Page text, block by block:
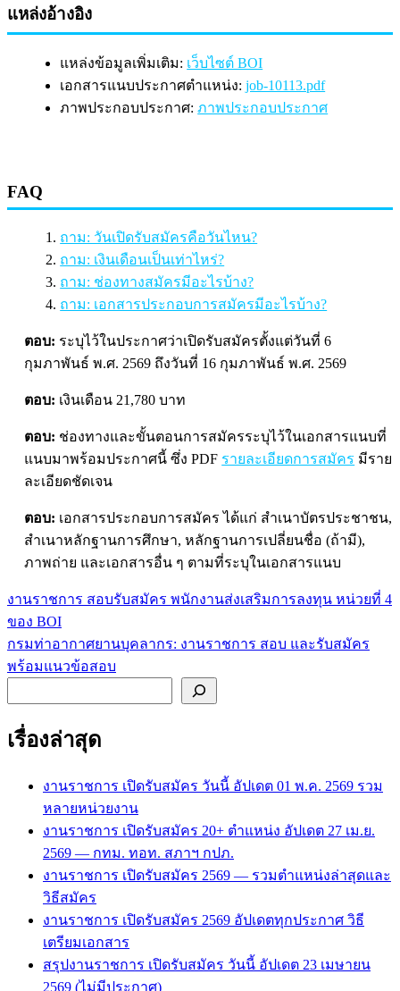
แหล่งอ้างอิง
แหล่งข้อมูลเพิ่มเติม: เว็บไซต์ BOI
เอกสารแนบประกาศตำแหน่ง:job-10113.pdf
ภาพประกอบประกาศ:ภาพประกอบประกาศ
FAQ
ถาม: วันเปิดรับสมัครคือวันไหน?
ถาม: เงินเดือนเป็นเท่าไหร่?
ถาม: ช่องทางสมัครมีอะไรบ้าง?
ถาม: เอกสารประกอบการสมัครมีอะไรบ้าง?
ตอบ: ระบุไว้ในประกาศว่าเปิดรับสมัครตั้งแต่วันที่ 6
กุมภาพันธ์ พ.ศ. 2569 ถึงวันที่ 16 กุมภาพันธ์ พ.ศ. 2569
ตอบ: เงินเดือน 21,780 บาท
ตอบ: ช่องทางและขั้นตอนการสมัครระบุไว้ในเอกสารแนบที่
แนบมาพร้อมประกาศนี้ ซึ่ง PDF รายละเอียดการสมัคร มีราย
ละเอียดชัดเจน
ตอบ: เอกสารประกอบการสมัคร ได้แก่ สำเนาบัตรประชาชน,
สำเนาหลักฐานการศึกษา, หลักฐานการเปลี่ยนชื่อ (ถ้ามี),
ภาพถ่าย และเอกสารอื่น ๆ ตามที่ระบุในเอกสารแนบ
แนะแนว
เรื่อง
งานราชการ สอบรับสมัคร พนักงานส่งเสริมการลงทุน หน่วยที่ 4
ของ BOI
กรมท่าอากาศยานบุคลากร: งานราชการ สอบ และรับสมัคร
พร้อมแนวข้อสอบ
เรื่องล่าสุด
งานราชการ เปิดรับสมัคร วันนี้ อัปเดต 01 พ.ค. 2569 รวม
หลายหน่วยงาน
งานราชการ เปิดรับสมัคร 20+ ตำแหน่ง อัปเดต 27 เม.ย.
2569 — กทม. ทอท. สภาฯ กปภ.
งานราชการ เปิดรับสมัคร 2569 — รวมตำแหน่งล่าสุดและ
วิธีสมัคร
งานราชการ เปิดรับสมัคร 2569 อัปเดตทุกประกาศ วิธี
เตรียมเอกสาร
สรุปงานราชการ เปิดรับสมัคร วันนี้ อัปเดต 23 เมษายน
2569 (ไม่มีประกาศ)